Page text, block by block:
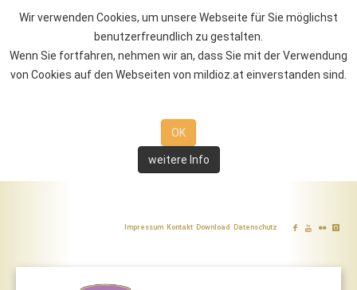
Wir verwenden Cookies, um unsere Webseite für Sie möglichst
benutzerfreundlich zu gestalten.
Wenn Sie fortfahren, nehmen wir an, dass Sie mit der Verwendung
von Cookies auf den Webseiten von mildioz.at einverstanden sind.
OK
weitere Info
Impressum Kontakt Download Datenschutz